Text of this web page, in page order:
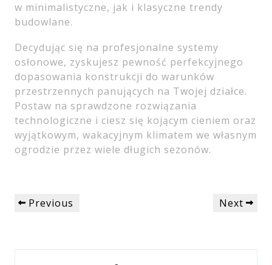
w minimalistyczne, jak i klasyczne trendy
budowlane.
Decydując się na profesjonalne systemy
osłonowe, zyskujesz pewność perfekcyjnego
dopasowania konstrukcji do warunków
przestrzennych panujących na Twojej działce.
Postaw na sprawdzone rozwiązania
technologiczne i ciesz się kojącym cieniem oraz
wyjątkowym, wakacyjnym klimatem we własnym
ogrodzie przez wiele długich sezonów.
Nawigacja
wpisu
Previous
Previous
Next
Next